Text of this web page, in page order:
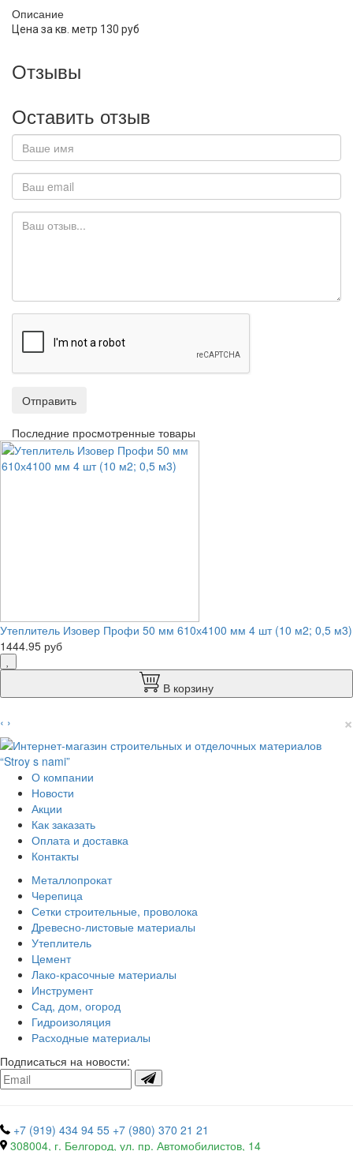
Описание
Цена за кв. метр 130 руб
Отзывы
Оставить отзыв
Отправить
Последние просмотренные товары
Утеплитель Изовер Профи 50 мм 610х4100 мм 4 шт (10 м2; 0,5 м3)
1444.95 руб
В корзину
‹ › ×
О компании
Новости
Акции
Как заказать
Оплата и доставка
Контакты
Металлопрокат
Черепица
Сетки строительные, проволока
Древесно-листовые материалы
Утеплитель
Цемент
Лако-красочные материалы
Инструмент
Сад, дом, огород
Гидроизоляция
Расходные материалы
Подписаться на новости:
+7 (919) 434 94 55 +7 (980) 370 21 21
308004, г. Белгород, ул. пр. Автомобилистов, 14